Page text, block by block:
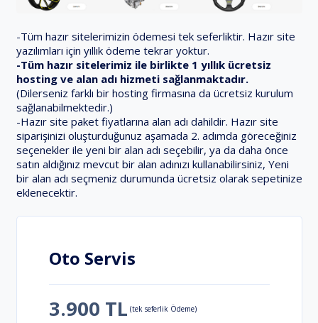
Oto Servis
3.900 TL (tek seferlik Ödeme)
-Tüm hazır sitelerimizin ödemesi tek seferliktir. Hazır site
yazılımları için yıllık ödeme tekrar yoktur.
-Tüm hazır sitelerimiz ile birlikte 1 yıllık ücretsiz
hosting ve alan adı hizmeti sağlanmaktadır.
(Dilerseniz farklı bir hosting firmasına da ücretsiz kurulum
sağlanabilmektedir.)
-Hazır site paket fiyatlarına alan adı dahildir. Hazır site
siparişinizi oluşturduğunuz aşamada 2. adımda göreceğiniz
seçenekler ile yeni bir alan adı seçebilir, ya da daha önce
satın aldığınız mevcut bir alan adınızı kullanabilirsiniz, Yeni
bir alan adı seçmeniz durumunda ücretsiz olarak sepetinize
eklenecektir.